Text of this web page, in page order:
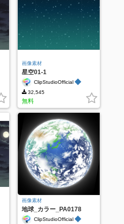
画像素材
星空01-1
ClipStudioOfficial ◆
32,545
無料
画像素材
地球_カラー_PA0178
ClipStudioOfficial ◆